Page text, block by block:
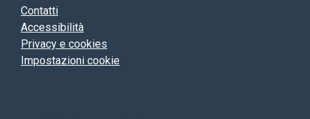
Contatti
Accessibilità
Privacy e cookies
Impostazioni cookie